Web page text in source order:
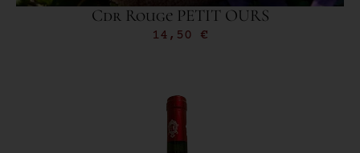
Cdr Rouge PETIT OURS
14,50 €